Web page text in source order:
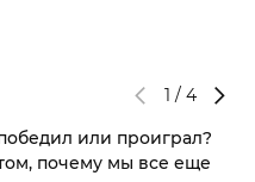
1 / 4
или проиграл?
почему мы все еще